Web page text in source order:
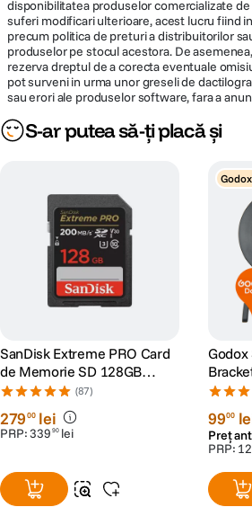
disponibilitatea produselor comercializate
suferi modificari ulterioare, acest lucru fiind
precum politica de preturi a distribuitorilor
produselor pe stocul acestora. De
rezerva dreptul de a corecta eventuale
pot surveni in urma unor greseli de
sau erori ale produselor software, fara a
S-ar putea să-ți placă și
SanDisk Extreme PRO Card
de Memorie SD 128GB
SDXC UHS-I Class 10 U3 V30
+ 2 Ani RescuePRO Deluxe
(87)
27900 lei
PRP:339 90 lei
Godox
9900
Preț
PRP: